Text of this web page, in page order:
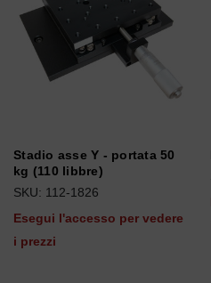
Stadio asse Y - portata 50
kg (110 libbre)
SKU: 112-1826
Esegui l'accesso per vedere
i prezzi